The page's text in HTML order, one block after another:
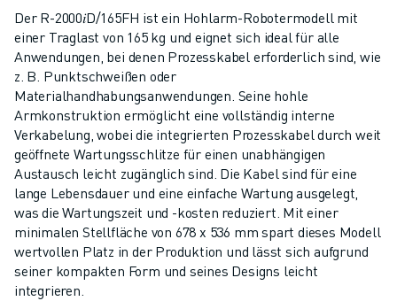
ROBOTIK-PRODUKTE FÜR DEN BILDUNGSBEREICH
ROBOTER-AUTOMATISIERUNG
KOMPAKTE CNC-BEARBEITUNGSZENTREN
ROBODRILL-FILTER
ROBODRILL KOMPAKTE CNC-BEARBEITUNGSZENTREN
ROBODRILL HARDWARE
ROBODRILL SOFTWARE
ROBODRILL VORBEUGENDE WARTUNG
ROBODRILL NACHHALTIGKEIT
ROBODRILL ROBOTER-PAKET
ROBODRILL BILDUNGSPAKET
ELEKTRISCHE SPRITZGUSSMASCHINEN
ROBOSHOT-FILTER
Der R-2000𝑖D/165FH ist ein Hohlarm-Robotermodell mit
einer Traglast von 165 kg und eignet sich ideal für alle
Anwendungen, bei denen Prozesskabel erforderlich sind, wie
z. B. Punktschweißen oder
Materialhandhabungsanwendungen. Seine hohle
Armkonstruktion ermöglicht eine vollständig interne
Verkabelung, wobei die integrierten Prozesskabel durch weit
geöffnete Wartungsschlitze für einen unabhängigen
Austausch leicht zugänglich sind. Die Kabel sind für eine
lange Lebensdauer und eine einfache Wartung ausgelegt,
was die Wartungszeit und -kosten reduziert. Mit einer
minimalen Stellfläche von 678 x 536 mm spart dieses Modell
wertvollen Platz in der Produktion und lässt sich aufgrund
seiner kompakten Form und seines Designs leicht
integrieren.